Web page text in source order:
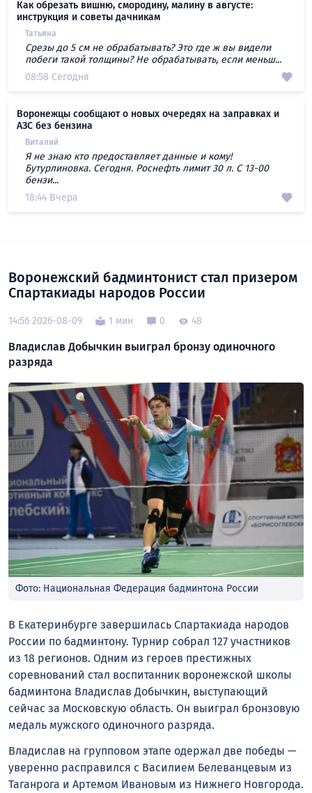
Как обрезать вишню, смородину, малину в августе:
инструкция и советы дачникам
Татьяна
Срезы до 5 см не обрабатывать? Это где ж вы видели
побеги такой толщины? Не обрабатывать, если меньш...
08:58 Сегодня
Воронежцы сообщают о новых очередях на заправках и
АЗС без бензина
Виталий
Я не знаю кто предоставляет данные и кому!
Бутурлиновка. Сегодня. Роснефть лимит 30 л. С 13-00
бензи...
18:44 Вчера
Воронежский бадминтонист стал призером
Спартакиады народов России
14:56 2026-08-09 1 мин 0 48
Владислав Добычкин выиграл бронзу одиночного
разряда
Фото: Национальная Федерация бадминтона России
В Екатеринбурге завершилась Спартакиада народов
России по бадминтону. Турнир собрал 127 участников
из 18 регионов. Одним из героев престижных
соревнований стал воспитанник воронежской школы
бадминтона Владислав Добычкин, выступающий
сейчас за Московскую область. Он выиграл бронзовую
медаль мужского одиночного разряда.
Владислав на групповом этапе одержал две победы —
уверенно расправился с Василием Белеванцевым из
Таганрога и Артемом Ивановым из Нижнего Новгорода.